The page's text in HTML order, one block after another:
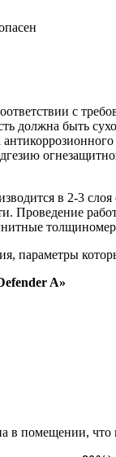
с
должна быть
в 2-3
Проведение
параметры
A»
в помещении, что